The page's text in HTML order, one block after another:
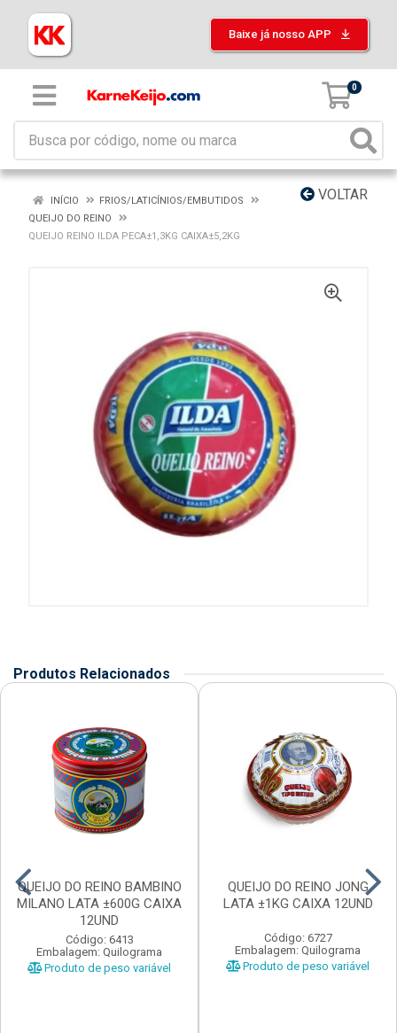
Baixe já nosso APP
0
VOLTAR
INÍCIO
FRIOS/LATICÍNIOS/EMBUTIDOS
QUEIJO DO REINO
QUEIJO REINO ILDA PECA±1,3KG CAIXA±5,2KG
Produtos Relacionados
QUEIJO DO REINO BAMBINO
MILANO LATA ±600G CAIXA
12UND
Código: 6413
Embalagem: Quilograma
Produto de peso variável
QUEIJO DO REINO JONG
LATA ±1KG CAIXA 12UND
Código: 6727
Embalagem: Quilograma
Produto de peso variável